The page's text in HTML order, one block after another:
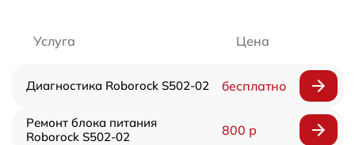
Услуга Цена
Диагностика Roborock S502-02 бесплатно
Ремонт блока питания
Roborock S502-02
800 р